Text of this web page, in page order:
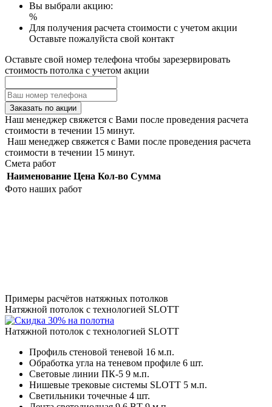
Вы выбрали акцию:
%
Для получения расчета стоимости с учетом акции
Оставьте пожалуйста свой контакт
Оставьте свой номер телефона чтобы зарезервировать
стоимость потолка с учетом акции
Заказать по акции
Наш менеджер свяжется с Вами после проведения расчета
стоимости в течении 15 минут.
Наш менеджер свяжется с Вами после проведения расчета
стоимости в течении 15 минут.
Смета работ
Наименование Цена Кол-во Сумма
Фото наших работ
Примеры расчётов натяжных потолков
Натяжной потолок с технологией SLOTT
Натяжной потолок с технологией SLOTT
Профиль стеновой теневой 16 м.п.
Обработка угла на теневом профиле 6 шт.
Световые линии ПК-5 9 м.п.
Нишевые трековые системы SLOTT 5 м.п.
Светильники точечные 4 шт.